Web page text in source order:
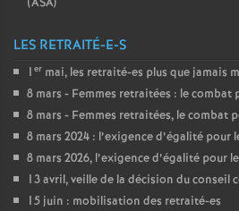
LES RETRAITÉ-E-S
1 er mai, les retraité-es plus que jamais
8 mars - Femmes retraitées : le combat
8 mars - Femmes retraitées, le combat
8 mars 2024 : l’exigence d’égalité pour
8 mars 2026, l’exigence d’égalité pour
13 avril, veille de la décision du
15 juin : mobilisation des retraité-es